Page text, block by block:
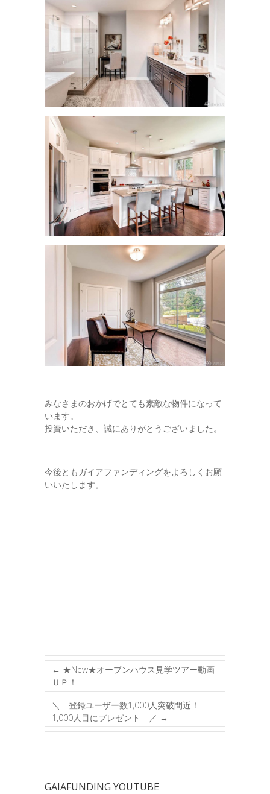
みなさまのおかげでとても素敵な物件になって
います。
投資いただき、誠にありがとうございました。
今後ともガイアファンディングをよろしくお願
いいたします。
← ★New★オープンハウス見学ツアー動画
ＵＰ！
＼ 登録ユーザー数1,000人突破間近！
1,000人目にプレゼント ／ →
GAIAFUNDING YOUTUBE